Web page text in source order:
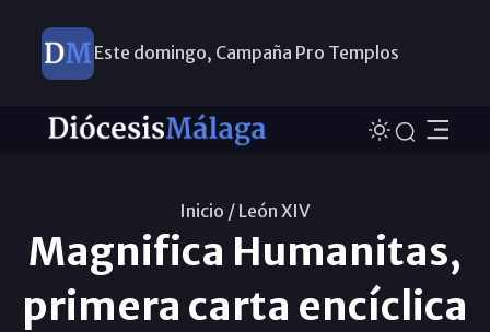
Este domingo, Campaña Pro Templos
Inicio / León XIV
Magnifica Humanitas,
primera carta encíclica